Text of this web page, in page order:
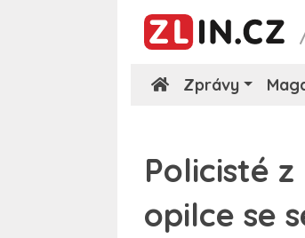
Zprávy
Policisté
opilce se